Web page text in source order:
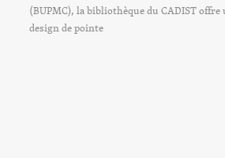
(BUPMC), la bibliothèque du CADIST
design de pointe